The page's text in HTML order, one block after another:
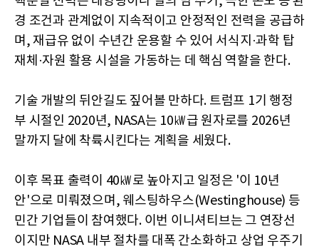
경 조건과 관계없이 지속적이고 안정적인 전력을 공급하
며, 재급유 없이 수년간 운용할 수 있어 서식지·과학 탑
재체·자원 활용 시설을 가동하는 데 핵심 역할을 한다.
기술 개발의 뒤안길도 짚어볼 만하다. 트럼프 1기 행정
부 시절인 2020년, NASA는 10㎾급 원자로를 2026년
말까지 달에 착륙시킨다는 계획을 세웠다.
이후 목표 출력이 40㎾로 높아지고 일정은 '이 10년
안'으로 미뤄졌으며, 웨스팅하우스(Westinghouse) 등
민간 기업들이 참여했다. 이번 이니셔티브는 그 연장선
이지만 NASA 내부 절차를 대폭 간소화하고 상업 우주기